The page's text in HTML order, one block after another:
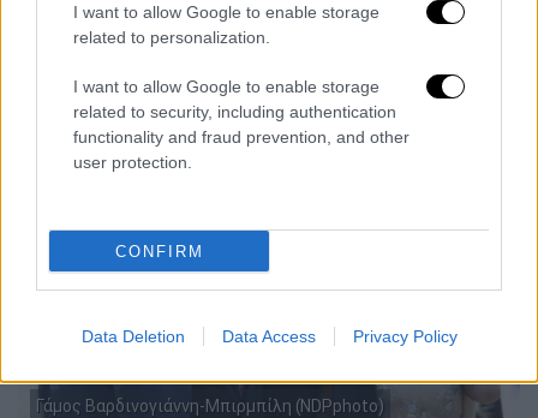
I want to allow Google to enable storage
related to personalization.
I want to allow Google to enable storage
related to security, including authentication
functionality and fraud prevention, and other
user protection.
CONFIRM
Data Deletion Data Access Privacy Policy
Νικόλαο Ντε Γκρες.
Γάμος Βαρδινογιάννη-Μπιρμπίλη (NDPphoto)